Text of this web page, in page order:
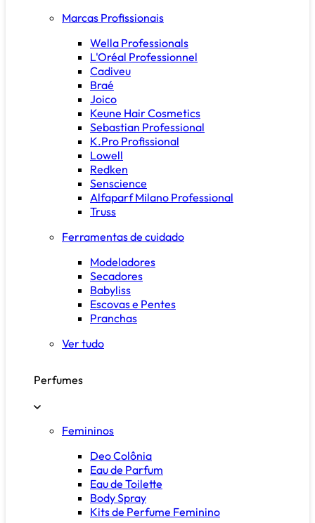
Marcas Profissionais
Wella Professionals
L'Oréal Professionnel
Cadiveu
Braé
Joico
Keune Hair Cosmetics
Sebastian Professional
K.Pro Profissional
Lowell
Redken
Senscience
Alfaparf Milano Professional
Truss
Ferramentas de cuidado
Modeladores
Secadores
Babyliss
Escovas e Pentes
Pranchas
Ver tudo
Perfumes
Femininos
Deo Colônia
Eau de Parfum
Eau de Toilette
Body Spray
Kits de Perfume Feminino